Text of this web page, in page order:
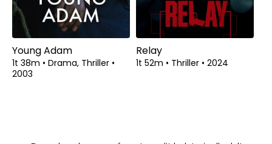
Young Adam
1t 38m • Drama, Thriller •
2003
Relay
1t 52m • Thriller • 2024